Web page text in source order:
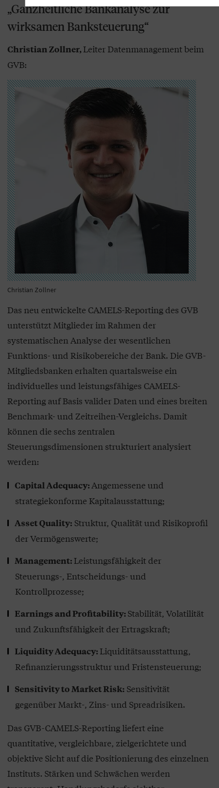
„Ganzheitliche Bankanalyse zur
wirksamen Banksteuerung“
Christian Zollner,Leiter Datenmanagement beim
GVB:
Christian Zollner
Das neu entwickelte CAMELS-Reporting des GVB
unterstützt Mitglieder im Rahmen der
systematischen Analyse der wesentlichen
Funktions- und Risikobereiche der Bank. Die GVB-
Mitgliedsbanken erhalten quartalsweise ein
individuelles und leistungsfähiges CAMELS-
Reporting auf Basis valider Daten und eines breiten
Benchmark- und Zeitreihen-Vergleichs. Damit
können die sechs zentralen
Steuerungsdimensionen strukturiert analysiert
werden:
Capital Adequacy: Angemessene und
strategiekonforme Kapitalausstattung;
Asset Quality: Struktur, Qualität und Risikoprofil
der Vermögenswerte;
Management:Leistungsfähigkeit der
Steuerungs-, Entscheidungs- und
Kontrollprozesse;
Earnings and Profitability: Stabilität, Volatilität
und Zukunftsfähigkeit der Ertragskraft;
Liquidity Adequacy:Liquiditätsausstattung,
Refinanzierungsstruktur und Fristensteuerung;
Sensitivity to Market Risk: Sensitivität
gegenüber Markt-, Zins- und Spreadrisiken.
Das GVB-CAMELS-Reporting liefert eine
quantitative, vergleichbare, zielgerichtete und
objektive Sicht auf die Positionierung des einzelnen
Instituts. Stärken und Schwächen werden